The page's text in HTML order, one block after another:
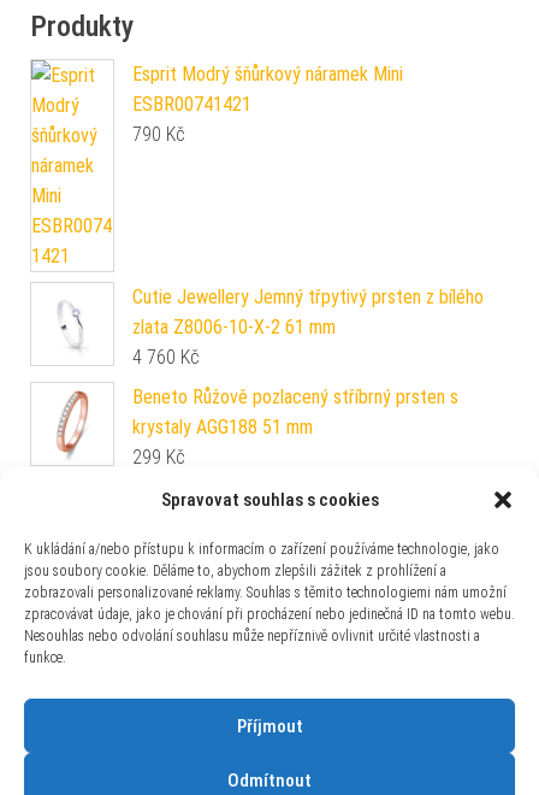
Spravovat souhlas s cookies
K ukládání a/nebo přístupu k informacím o zařízení používáme technologie, jako
jsou soubory cookie. Děláme to, abychom zlepšili zážitek z prohlížení a
zobrazovali personalizované reklamy. Souhlas s těmito technologiemi nám umožní
zpracovávat údaje, jako je chování při procházení nebo jedinečná ID na tomto webu.
Nesouhlas nebo odvolání souhlasu může nepříznivě ovlivnit určité vlastnosti a
funkce.
Příjmout
Odmítnout
Produkty
Esprit Modrý šňůrkový náramek Mini
ESBR00741421
790 Kč
Cutie Jewellery Jemný třpytivý prsten z bílého
zlata Z8006-10-X-2 61 mm
4 760 Kč
Beneto Růžově pozlacený stříbrný prsten s
krystaly AGG188 51 mm
299 Kč
Silvego Stříbrné náušnice ADRIA s rubíny
950Kč
Modesi Krásný zásnubní prsten QJR1565L 50 mm
1 490Kč